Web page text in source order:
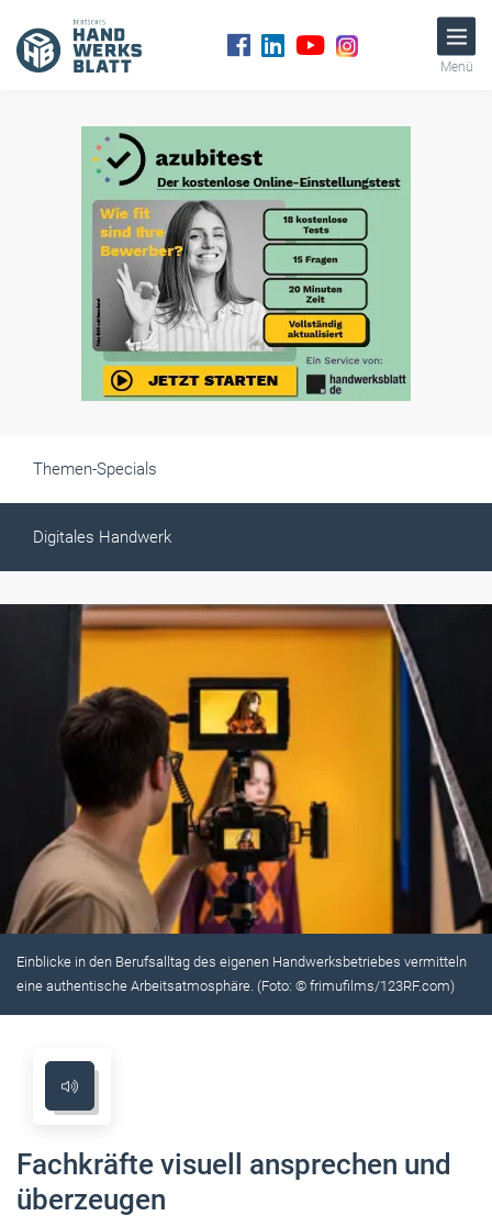
Menü
Themen-Specials
Digitales Handwerk
Einblicke in den Berufsalltag des eigenen Handwerks­be­triebes vermitteln
eine ­authentische Arbeits­atmosphäre. (Foto: © frimufilms/123RF.com)
Fachkräfte visuell ansprechen und
überzeugen